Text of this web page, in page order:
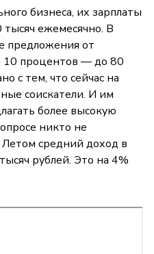
бизнеса, их зарплаты
ежемесячно. В
предложения от
10 процентов — до 80
с тем, что сейчас на
соискатели. И им
более высокую
никто не
Летом средний доход в
рублей. Это на 4%